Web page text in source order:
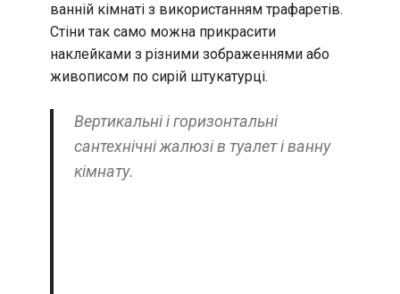
ванній кімнаті з використанням трафаретів.
Стіни так само можна прикрасити
наклейками з різними зображеннями або
живописом по сирій штукатурці.
Вертикальні і горизонтальні
сантехнічні жалюзі в туалет і ванну
кімнату.